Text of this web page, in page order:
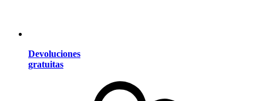
Devoluciones
gratuitas